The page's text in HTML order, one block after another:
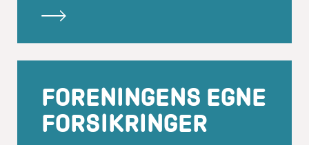
FORENINGENS EGNE
FORSIKRINGER